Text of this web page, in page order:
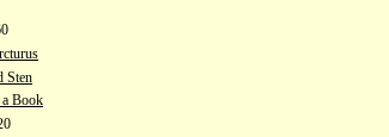
Sten
Book